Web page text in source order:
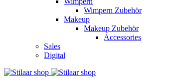
Wimpern Zubehör
Makeup
Makeup Zubehör
Accessories
Sales
Digital